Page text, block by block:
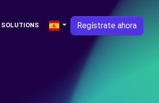
Regístrate ahora